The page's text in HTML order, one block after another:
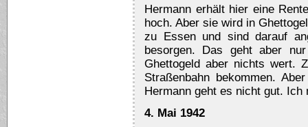
Hermann erhält hier eine
hoch. Aber sie wird in
zu Essen und sind darauf
besorgen. Das geht aber
Ghettogeld aber nichts wert.
Straßenbahn bekommen.
Hermann geht es nicht gut. Ich
4. Mai 1942